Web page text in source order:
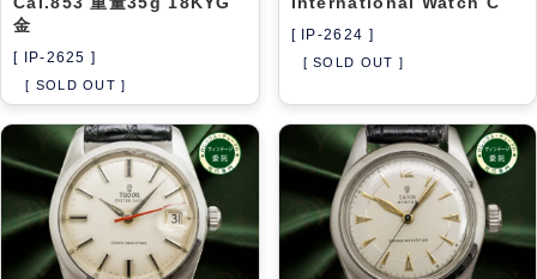
金
[ IP-2625 ]
[ SOLD OUT ]
[ IP-2624 ]
[ SOLD OUT ]